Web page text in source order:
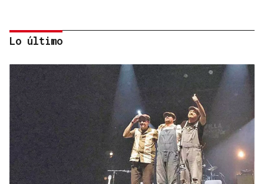
CRISIS HUMANITARIA
El Instituto de Medicina Legal de Ceuta recibe los
Lo último